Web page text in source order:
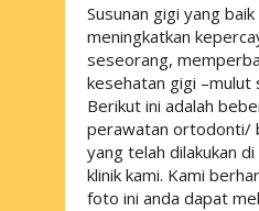
Susunan gigi yang
meningkatkan
seseorang,
kesehatan gigi –mulut
Berikut ini adalah
perawatan ortodonti/
yang telah dilakukan di
klinik kami. Kami
foto ini anda dapat